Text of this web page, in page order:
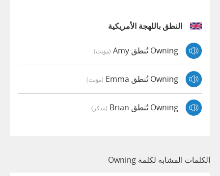
النطق باللهجة الأمريكية
Owning تُنطق Amy (مؤنث)
Owning تُنطق Emma (مؤنث)
Owning تُنطق Brian (مذكر)
الكلمات المشابه لكلمة Owning